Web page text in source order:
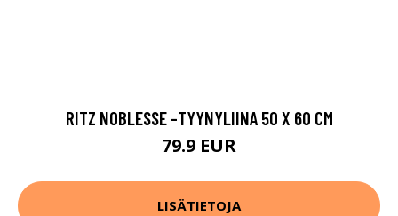
RITZ NOBLESSE -TYYNYLIINA 50 X 60 CM
79.9 EUR
LISÄTIETOJA